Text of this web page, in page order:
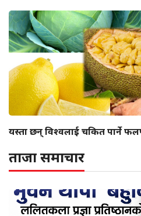
यस्ता छन् विश्वलाई चकित पार्ने
ताजा समाचार